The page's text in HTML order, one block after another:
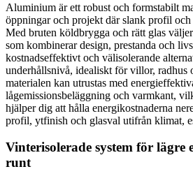
Aluminium är ett robust och formstabilt
öppningar och projekt där slank profil
Med bruten köldbrygga och rätt glas
som kombinerar design, prestanda och
kostnadseffektivt och välisolerande
underhållsnivå, idealiskt för villor, radhus
materialen kan utrustas med
lågemissionsbeläggning och varmkant,
hjälper dig att hålla energikostnaderna
profil, ytfinish och glasval utifrån klimat,
Vinterisolerade system för lägre
runt